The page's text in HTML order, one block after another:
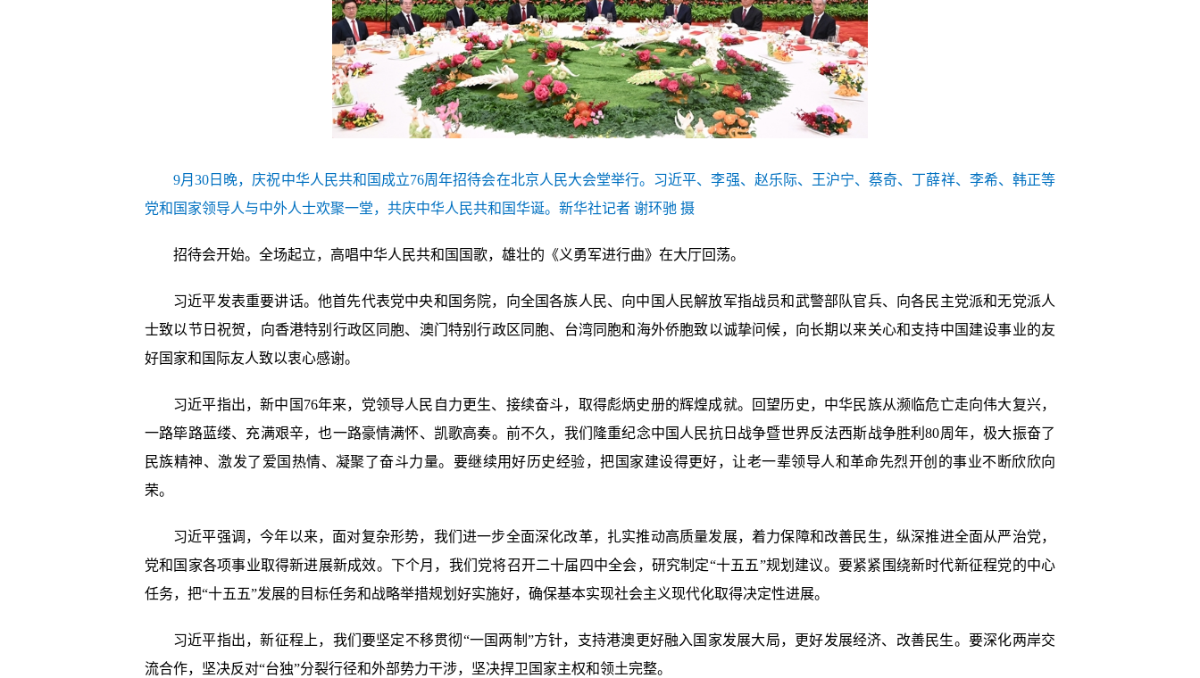
9月30日晚，庆祝中华人民共和国成立76周年招待会在北京人民大会堂举行。习近平、李强、赵乐际、王沪宁、蔡奇、丁薛祥、李希、韩正等
党和国家领导人与中外人士欢聚一堂，共庆中华人民共和国华诞。新华社记者 谢环驰 摄
招待会开始。全场起立，高唱中华人民共和国国歌，雄壮的《义勇军进行曲》在大厅回荡。
习近平发表重要讲话。他首先代表党中央和国务院，向全国各族人民、向中国人民解放军指战员和武警部队官兵、向各民主党派和无党派人
士致以节日祝贺，向香港特别行政区同胞、澳门特别行政区同胞、台湾同胞和海外侨胞致以诚挚问候，向长期以来关心和支持中国建设事业的友
好国家和国际友人致以衷心感谢。
习近平指出，新中国76年来，党领导人民自力更生、接续奋斗，取得彪炳史册的辉煌成就。回望历史，中华民族从濒临危亡走向伟大复兴，
一路筚路蓝缕、充满艰辛，也一路豪情满怀、凯歌高奏。前不久，我们隆重纪念中国人民抗日战争暨世界反法西斯战争胜利80周年，极大振奋了
民族精神、激发了爱国热情、凝聚了奋斗力量。要继续用好历史经验，把国家建设得更好，让老一辈领导人和革命先烈开创的事业不断欣欣向
荣。
习近平强调，今年以来，面对复杂形势，我们进一步全面深化改革，扎实推动高质量发展，着力保障和改善民生，纵深推进全面从严治党，
党和国家各项事业取得新进展新成效。下个月，我们党将召开二十届四中全会，研究制定“十五五”规划建议。要紧紧围绕新时代新征程党的中心
任务，把“十五五”发展的目标任务和战略举措规划好实施好，确保基本实现社会主义现代化取得决定性进展。
习近平指出，新征程上，我们要坚定不移贯彻“一国两制”方针，支持港澳更好融入国家发展大局，更好发展经济、改善民生。要深化两岸交
流合作，坚决反对“台独”分裂行径和外部势力干涉，坚决捍卫国家主权和领土完整。